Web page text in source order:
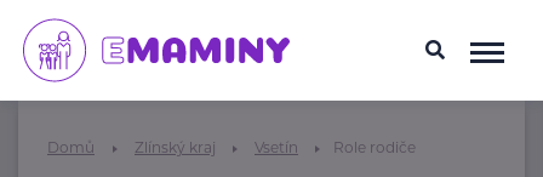
Domů Zlínský kraj Vsetín Role rodiče